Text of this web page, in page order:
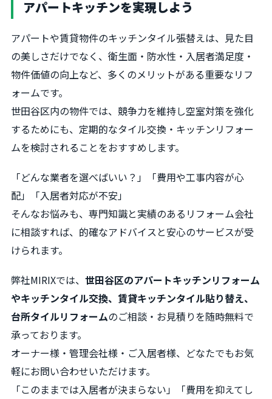
アパートキッチンを実現しよう
アパートや賃貸物件のキッチンタイル張替えは、見た目
の美しさだけでなく、衛生面・防水性・入居者満足度・
物件価値の向上など、多くのメリットがある重要なリフ
ォームです。
世田谷区内の物件では、競争力を維持し空室対策を強化
するためにも、定期的なタイル交換・キッチンリフォー
ムを検討されることをおすすめします。
「どんな業者を選べばいい？」「費用や工事内容が心
配」「入居者対応が不安」
そんなお悩みも、専門知識と実績のあるリフォーム会社
に相談すれば、的確なアドバイスと安心のサービスが受
けられます。
弊社MIRIXでは、 世田谷区のアパートキッチンリフォーム
やキッチンタイル交換、賃貸キッチンタイル貼り替え、
台所タイルリフォームのご相談・お見積りを随時無料で
承っております。
オーナー様・管理会社様・ご入居者様、どなたでもお気
軽にお問い合わせいただけます。
「このままでは入居者が決まらない」「費用を抑えてし